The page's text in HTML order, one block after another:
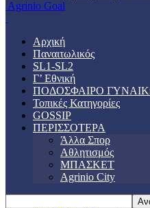
Agrinio Goal
Αρχική
Παναιτωλικός
SL1-SL2
Γ’ Εθνική
ΠΟΔΟΣΦΑΙΡΟ
Τοπικές Κατηγορίες
GOSSIP
ΠΕΡΙΣΣΟΤΕΡΑ
Άλλα Σπορ
Αθλητισμός
ΜΠΑΣΚΕΤ
Agrinio City